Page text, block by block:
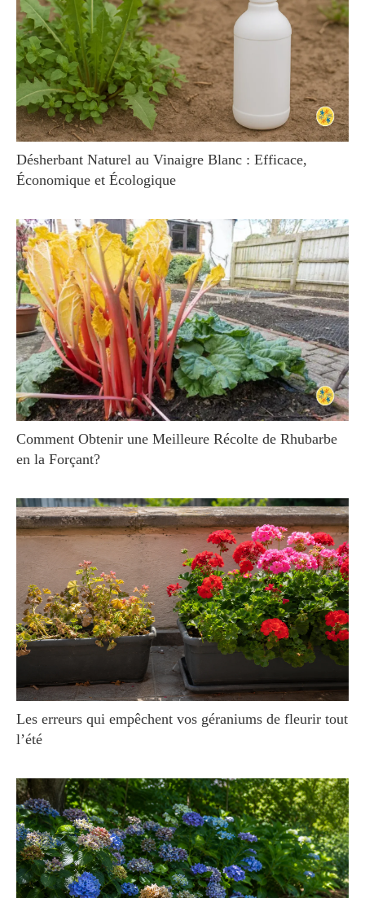
Désherbant Naturel au Vinaigre Blanc : Efficace,
Économique et Écologique
Comment Obtenir une Meilleure Récolte de Rhubarbe
en la Forçant?
Les erreurs qui empêchent vos géraniums de fleurir tout
l’été